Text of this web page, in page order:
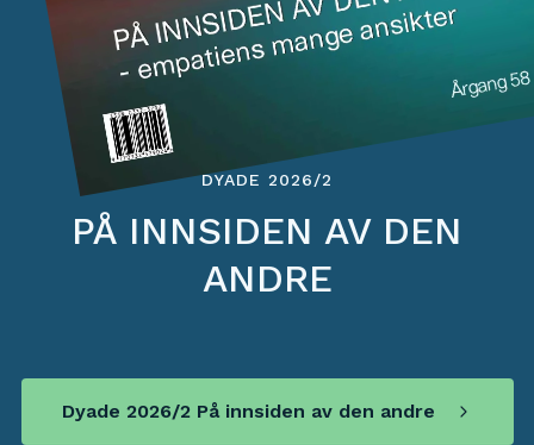
DYADE 2026/2
PÅ INNSIDEN AV DEN
ANDRE
Dyade 2026/2 På innsiden av den andre